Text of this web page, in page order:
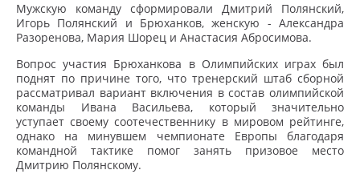
Мужскую команду сформировали Дмитрий Полянский,
Игорь Полянский и Брюханков, женскую - Александра
Разоренова, Мария Шорец и Анастасия Абросимова.
Вопрос участия Брюханкова в Олимпийских играх был
поднят по причине того, что тренерский штаб сборной
рассматривал вариант включения в состав олимпийской
команды Ивана Васильева, который значительно
уступает своему соотечественнику в мировом рейтинге,
однако на минувшем чемпионате Европы благодаря
командной тактике помог занять призовое место
Дмитрию Полянскому.